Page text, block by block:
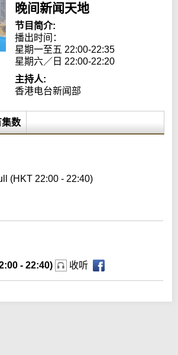
晚间新闻天地
节目简介:
播出时间：
星期一至五 22:00-22:35
星期六／日 22:00-22:20
主持人:
香港电台新闻部
集数
(HKT 22:00 - 22:40)
- 22:40) 收听